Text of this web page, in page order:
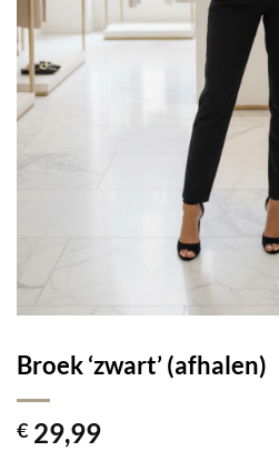
Broek ‘zwart’ (afhalen)
€ 29,99